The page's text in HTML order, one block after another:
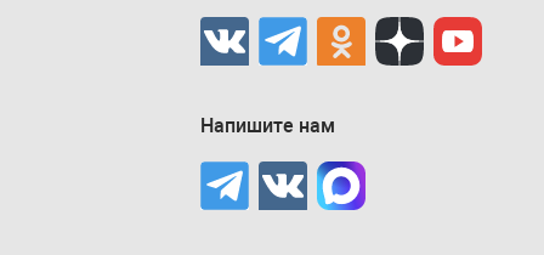
Напишите нам